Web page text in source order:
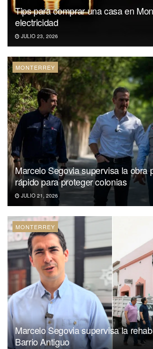
Tips para comprar una casa en
electricidad
JULIO 23, 2026
MONTERREY
Marcelo Segovia supervisa la obra
rápido para proteger colonias
JULIO 21, 2026
MONTERREY
Marcelo Segovia supervisa la
Barrio Antiguo